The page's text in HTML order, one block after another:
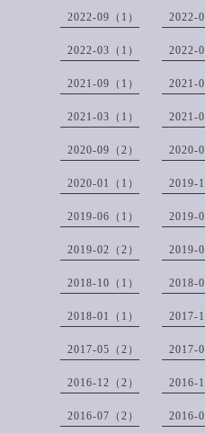
2022-09（1） 2022-
2022-03（1） 2022-
2021-09（1） 2021-
2021-03（1） 2021-
2020-09（2） 2020-
2020-01（1） 2019-
2019-06（1） 2019-
2019-02（2） 2019-
2018-10（1） 2018-
2018-01（1） 2017-
2017-05（2） 2017-
2016-12（2） 2016-
2016-07（2） 2016-